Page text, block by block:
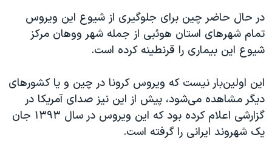
در حال حاضر چین برای جلوگیری از شیوع این ویروس
تمام شهرهای استان هوئبی از جمله شهر ووهان مرکز
شیوع این بیماری را قرنطینه کرده است.
این اولین‌بار نیست که ویروس کرونا در چین و یا کشورهای
دیگر مشاهده می‌شود، پیش از این نیز صدای آمریکا در
گزارشی اعلام کرده بود که این ویروس در سال ۱۳۹۳ جان
یک شهروند ایرانی را گرفته است.